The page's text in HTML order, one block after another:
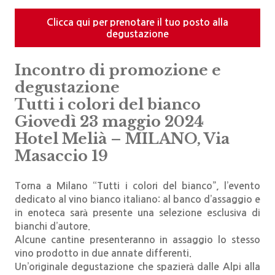
Clicca qui per prenotare il tuo posto alla
degustazione
Incontro di promozione e
degustazione
Tutti i colori del bianco
Giovedì 23 maggio 2024
Hotel Melià – MILANO, Via
Masaccio 19
Torna a Milano “Tutti i colori del bianco”, l’evento
dedicato al vino bianco italiano: al banco d’assaggio e
in enoteca sarà presente una selezione esclusiva di
bianchi d’autore.
Alcune cantine presenteranno in assaggio lo stesso
vino prodotto in due annate differenti.
Un’originale degustazione che spazierà dalle Alpi alla